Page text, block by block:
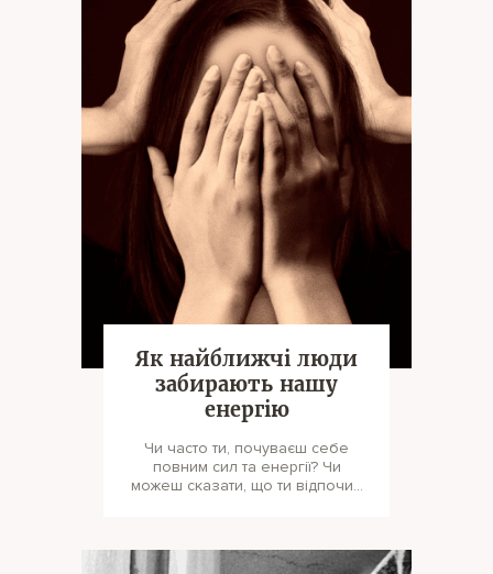
Як найближчі люди
забирають нашу
енергію
Чи часто ти, почуваєш себе
повним сил та енергії? Чи
можеш сказати, що ти відпочив